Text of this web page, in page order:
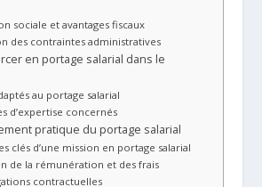
sociale et avantages fiscaux
des contraintes administratives
en portage salarial dans le
au portage salarial
d’expertise concernés
pratique du portage salarial
clés d’une mission en portage salarial
de la rémunération et des frais
contractuelles